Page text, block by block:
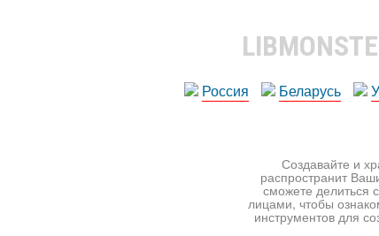
Россия Беларусь
Создавайте и
распространит
сможете делиться
лицами, чтобы
инструментов для